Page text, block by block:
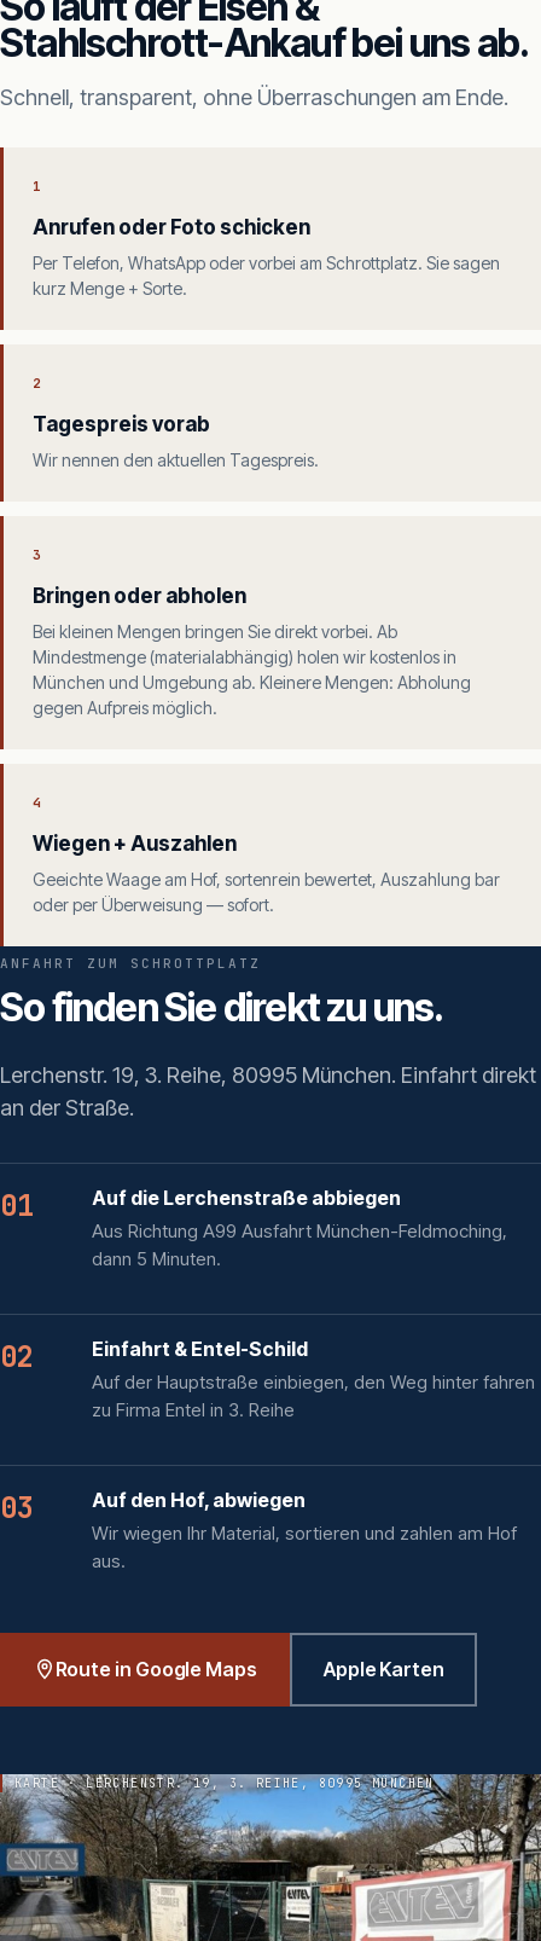
Stahlschrott-Ankauf bei uns ab.
Schnell, transparent, ohne Überraschungen am Ende.
1
Anrufen oder Foto schicken
Per Telefon, WhatsApp oder vorbei am Schrottplatz. Sie sagen
kurz Menge + Sorte.
2
Tagespreis vorab
Wir nennen den aktuellen Tagespreis.
3
Bringen oder abholen
Bei kleinen Mengen bringen Sie direkt vorbei. Ab
Mindestmenge (materialabhängig) holen wir kostenlos in
München und Umgebung ab. Kleinere Mengen: Abholung
gegen Aufpreis möglich.
4
Wiegen + Auszahlen
Geeichte Waage am Hof, sortenrein bewertet, Auszahlung bar
oder per Überweisung — sofort.
ANFAHRT ZUM SCHROTTPLATZ
So finden Sie direkt zu uns.
Lerchenstr. 19, 3. Reihe, 80995 München. Einfahrt direkt
an der Straße.
01 Auf die Lerchenstraße abbiegen
Aus Richtung A99 Ausfahrt München-Feldmoching,
dann 5 Minuten.
02 Einfahrt & Entel-Schild
Auf der Hauptstraße einbiegen, den Weg hinter fahren
zu Firma Entel in 3. Reihe
03 Auf den Hof, abwiegen
Wir wiegen Ihr Material, sortieren und zahlen am Hof
aus.
Route in Google Maps Apple Karten
KARTE · LERCHENSTR. 19, 3. REIHE, 80995 MÜNCHEN